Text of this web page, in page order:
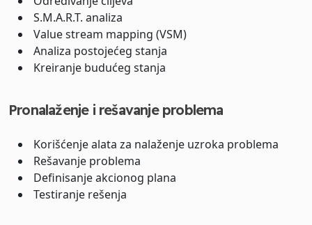
S.M.A.R.T. analiza
Value stream mapping (VSM)
Analiza postojećeg stanja
Kreiranje budućeg stanja
Pronalaženje i rešavanje problema
Korišćenje alata za nalaženje uzroka problema
Rešavanje problema
Definisanje akcionog plana
Testiranje rešenja